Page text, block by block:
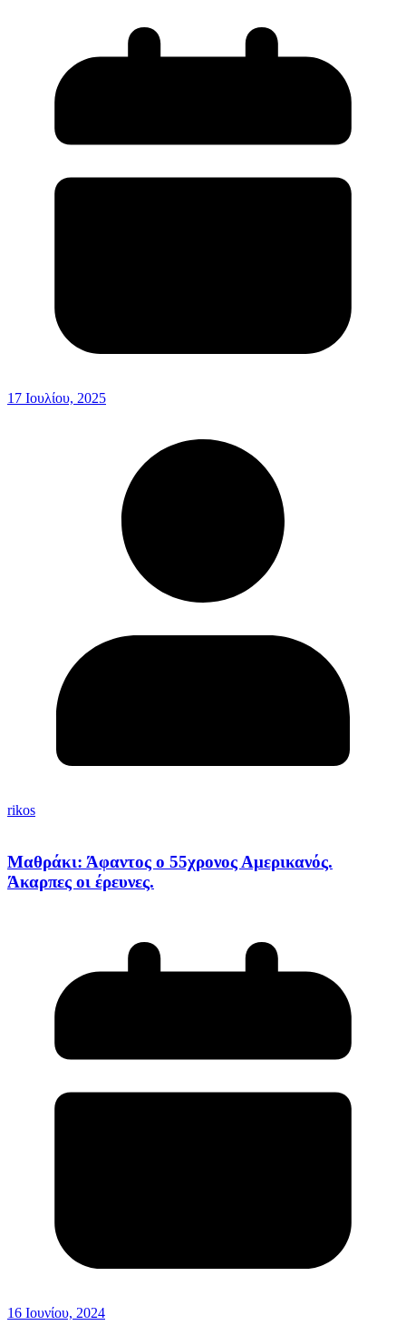
17 Ιουλίου, 2025
rikos
Μαθράκι: Άφαντος ο 55χρονος Αμερικανός.
Άκαρπες οι έρευνες.
16 Ιουνίου, 2024